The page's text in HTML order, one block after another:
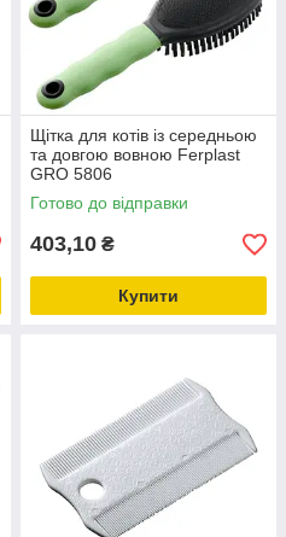
Щітка для котів із середньою
та довгою вовною Ferplast
GRO 5806
Готово до відправки
403,10 ₴
Купити